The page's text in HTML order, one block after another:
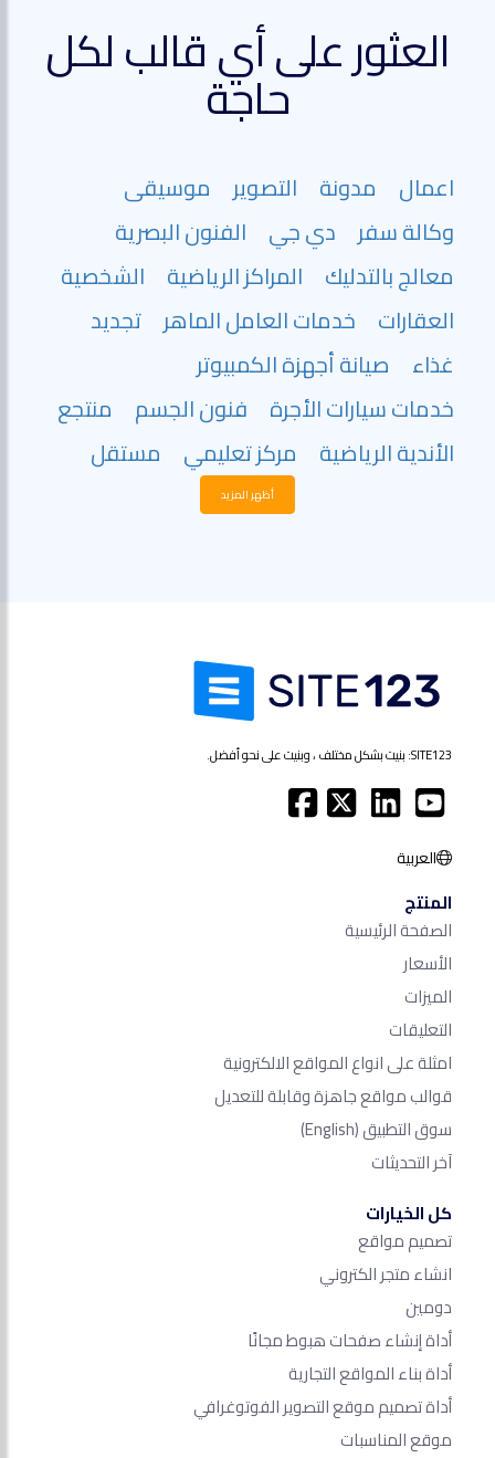
العثور على أي قالب لكل
حاجة
اعمال مدونة التصوير موسيقى
وكالة سفر دي جي الفنون البصرية
معالج بالتدليك المراكز الرياضية الشخصية
العقارات خدمات العامل الماهر تجديد
غذاء
صيانة أجهزة الكمبيوتر
خدمات سيارات الأجرة فنون الجسم
منتجع
الأندية الرياضية
مركز تعليمي مستقل
أظهر المزيد
SITE123: بنيت بشكل مختلف ، وبنيت على نحو أفضل.
العربية
المنتج
الصفحة الرئيسية
الأسعار
الميزات
التعليقات
امثلة على انواع المواقع الالكترونية
قوالب مواقع جاهزة وقابلة للتعديل
سوق التطبيق(English)
آخر التحديثات
كل الخيارات
تصميم مواقع
انشاء متجر الكتروني
دومين
أداة إنشاء صفحات هبوط مجانًا
أداة بناء المواقع التجارية
أداة تصميم موقع التصوير الفوتوغرافي
موقع المناسبات